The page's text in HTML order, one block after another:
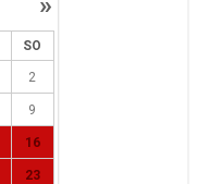
SO
2
9
16
23